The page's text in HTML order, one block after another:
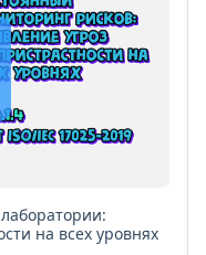
на всех уровнях